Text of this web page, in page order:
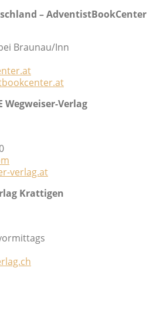
– AdventistBookCenter
Braunau/Inn
Wegweiser-Verlag
verlag.at
Krattigen